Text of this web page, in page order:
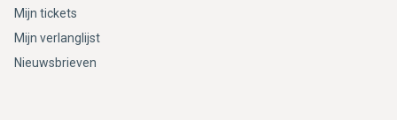
Mijn tickets
Mijn verlanglijst
Nieuwsbrieven